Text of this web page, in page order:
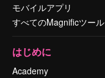
モバイルアプリ
すべてのMagnificツール
はじめに
Academy